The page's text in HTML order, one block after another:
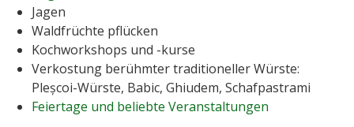
Jagen
Waldfrüchte pflücken
Kochworkshops und -kurse
Verkostung berühmter traditioneller Würste:
Pleșcoi-Würste, Babic, Ghiudem, Schafpastrami
Feiertage und beliebte Veranstaltungen